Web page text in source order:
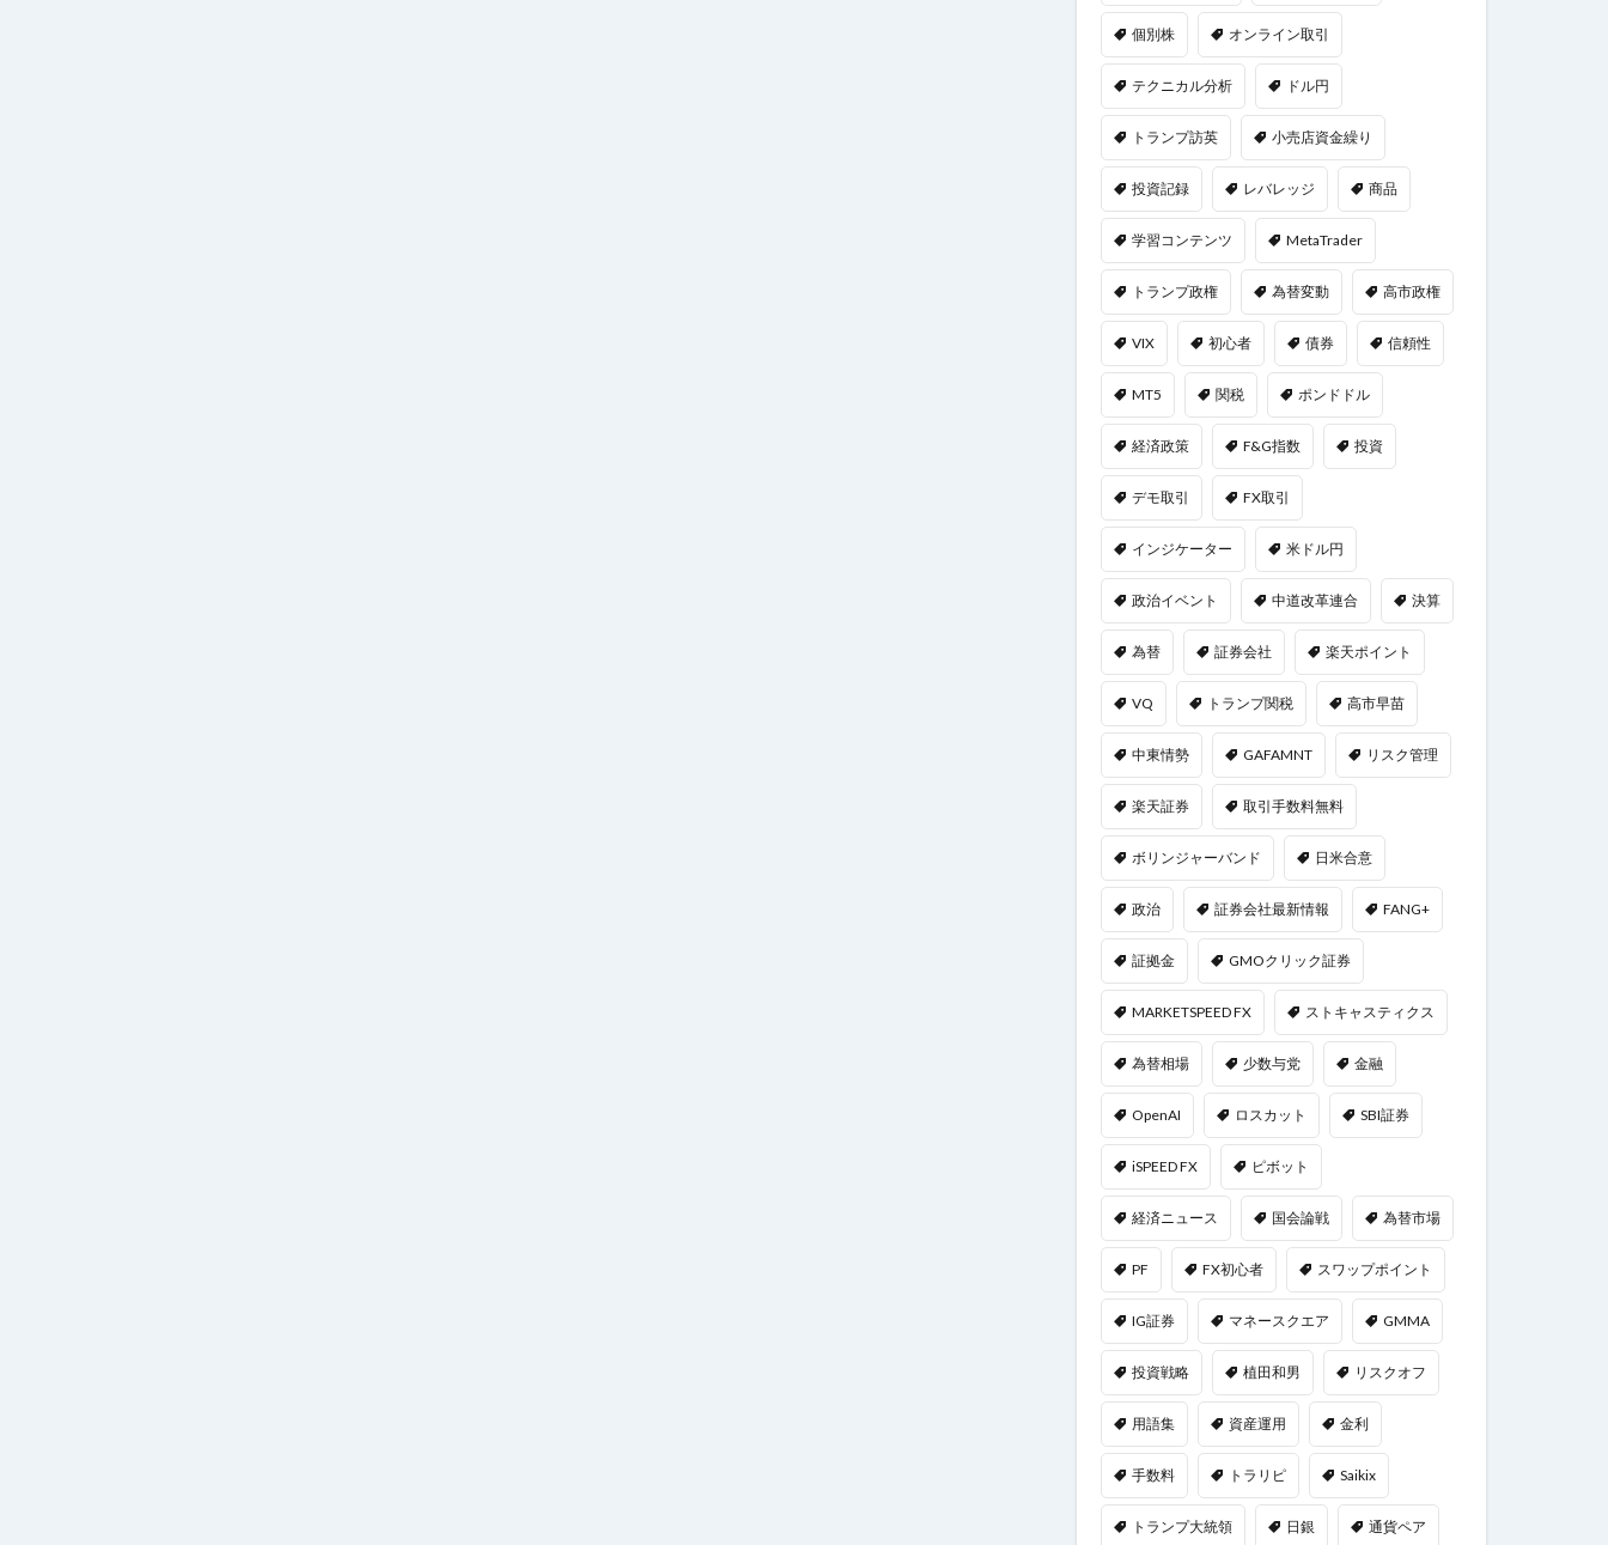
個別株 オンライン取引
テクニカル分析 ドル円
トランプ訪英 小売店資金繰り
投資記録 レバレッジ 商品
学習コンテンツ MetaTrader
トランプ政権 為替変動 高市政権
VIX 初心者 債券 信頼性
MT5 関税 ポンドドル
経済政策 F&G指数 投資
デモ取引 FX取引
インジケーター 米ドル円
政治イベント 中道改革連合 決算
為替 証券会社 楽天ポイント
VQ トランプ関税 高市早苗
中東情勢 GAFAMNT リスク管理
楽天証券 取引手数料無料
ボリンジャーバンド 日米合意
政治 証券会社最新情報 FANG+
証拠金 GMOクリック証券
MARKETSPEED FX ストキャスティクス
為替相場 少数与党 金融
OpenAI ロスカット SBI証券
iSPEED FX ピボット
経済ニュース 国会論戦 為替市場
PF FX初心者 スワップポイント
IG証券 マネースクエア GMMA
投資戦略 植田和男 リスクオフ
用語集 資産運用 金利
手数料 トラリピ Saikix
トランプ大統領 日銀 通貨ペア